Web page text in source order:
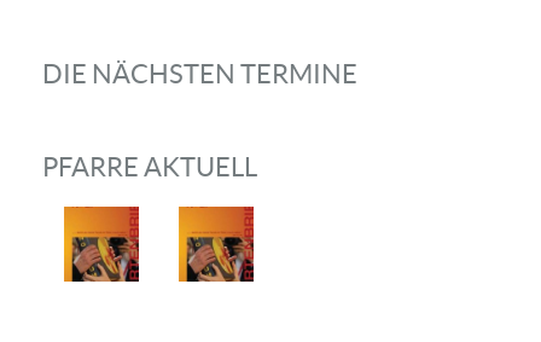
DIE NÄCHSTEN TERMINE
PFARRE AKTUELL